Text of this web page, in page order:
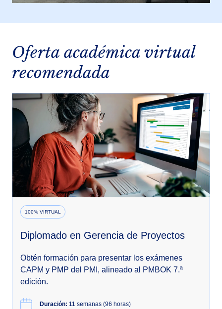
Oferta académica virtual
recomendada
100% VIRTUAL
Diplomado en Gerencia de Proyectos
Obtén formación para presentar los exámenes
CAPM y PMP del PMI, alineado al PMBOK 7.ª
edición.
Duración: 11 semanas (96 horas)